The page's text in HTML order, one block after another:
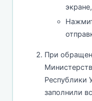
При
Республики
заполнили